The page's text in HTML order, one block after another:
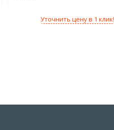
Уточнить цену в 1 клик!